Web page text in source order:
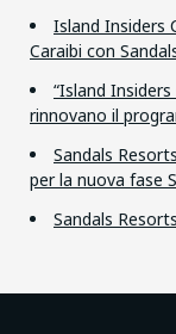
Island Insiders
Caraibi con
“Island
rinnovano il
Sandals
per la nuova fase
Sandals